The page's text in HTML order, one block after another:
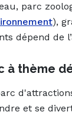
parc
),
dépend de
à thème
et se